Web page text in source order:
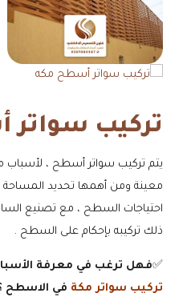
تركيب
يتم تركيب سواتر أسطح ، لأسباب
معينة ومن أهمها تحديد المساحة
احتياجات السطح ، مع تصنيع
ذلك تركيبه بإحكام على السطح .
✅فهل ترغب في معرفة
تركيب سواتر مكة في الاسطح